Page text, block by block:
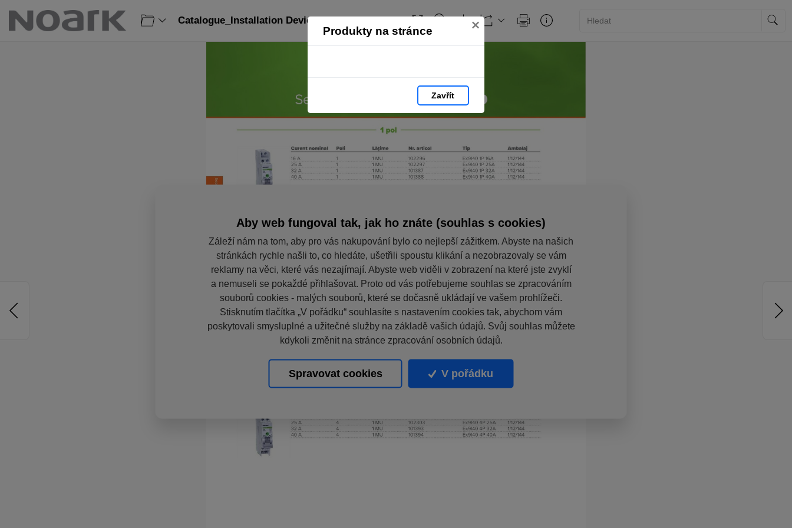
Produkty na stránce ×
Zavřít
Catalogue_Installation Devices_RO: strana 58
Aby web fungoval tak, jak ho znáte (souhlas s cookies)
Záleží nám na tom, aby pro vás nakupování bylo co nejlepší zážitkem. Abyste na našich
stránkách rychle našli to, co hledáte, ušetřili spoustu klikání a nezobrazovaly se vám
reklamy na věci, které vás nezajímají. Abyste web viděli v zobrazení na které jste zvyklí
a nemuseli se pokaždé přihlašovat. Proto od vás potřebujeme souhlas se zpracováním
souborů cookies - malých souborů, které se dočasně ukládají ve vašem prohlížeči.
Stisknutím tlačítka „V pořádku“ souhlasíte s nastavením cookies tak, abychom vám
poskytovali smysluplné a užitečné služby na základě vašich údajů. Svůj souhlas můžete
kdykoli změnit na stránce zpracování osobních údajů.
Spravovat cookies V pořádku